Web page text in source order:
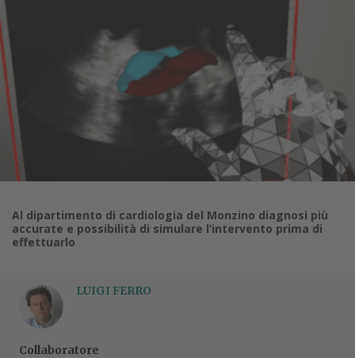
Al dipartimento di cardiologia del Monzino diagnosi più
accurate e possibilità di simulare l’intervento prima di
effettuarlo
LUIGI FERRO
Collaboratore